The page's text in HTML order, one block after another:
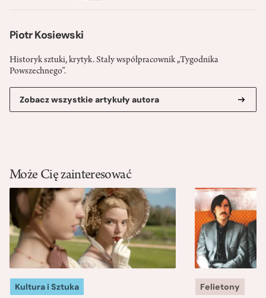
Piotr Kosiewski
Historyk sztuki, krytyk. Stały współpracownik „Tygodnika
Powszechnego”.
Zobacz wszystkie artykuły autora
Może Cię zainteresować
Kultura i Sztuka Felietony